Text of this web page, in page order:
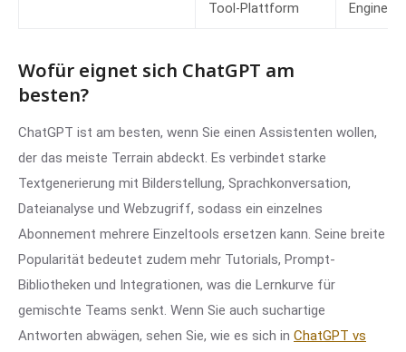
Tool-Plattform
Wofür eignet sich ChatGPT am
besten?
ChatGPT ist am besten, wenn Sie einen Assistenten wollen,
der das meiste Terrain abdeckt. Es verbindet starke
Textgenerierung mit Bilderstellung, Sprachkonversation,
Dateianalyse und Webzugriff, sodass ein einzelnes
Abonnement mehrere Einzeltools ersetzen kann. Seine breite
Popularität bedeutet zudem mehr Tutorials, Prompt-
Bibliotheken und Integrationen, was die Lernkurve für
gemischte Teams senkt. Wenn Sie auch suchartige
Antworten abwägen, sehen Sie, wie es sich in ChatGPT vs